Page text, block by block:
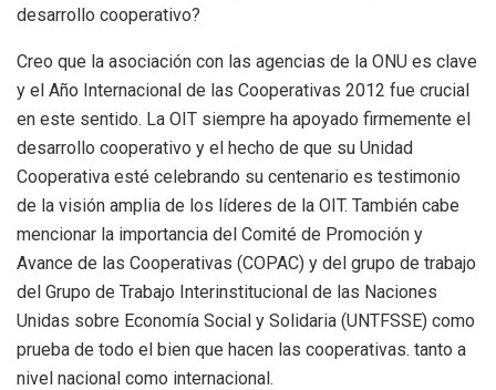
desarrollo cooperativo?
Creo que la asociación con las agencias de la ONU es clave
y el Año Internacional de las Cooperativas 2012 fue crucial
en este sentido. La OIT siempre ha apoyado firmemente el
desarrollo cooperativo y el hecho de que su Unidad
Cooperativa esté celebrando su centenario es testimonio
de la visión amplia de los líderes de la OIT. También cabe
mencionar la importancia del Comité de Promoción y
Avance de las Cooperativas (COPAC) y del grupo de trabajo
del Grupo de Trabajo Interinstitucional de las Naciones
Unidas sobre Economía Social y Solidaria (UNTFSSE) como
prueba de todo el bien que hacen las cooperativas. tanto a
nivel nacional como internacional.